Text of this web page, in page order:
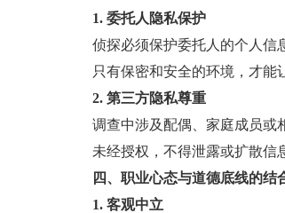
1. 委托人隐私保护
侦探必须保护委托人的个人信息
只有保密和安全的环境，才能让
2. 第三方隐私尊重
调查中涉及配偶、家庭成员或相
未经授权，不得泄露或扩散信息
四、职业心态与道德底线的结
1. 客观中立